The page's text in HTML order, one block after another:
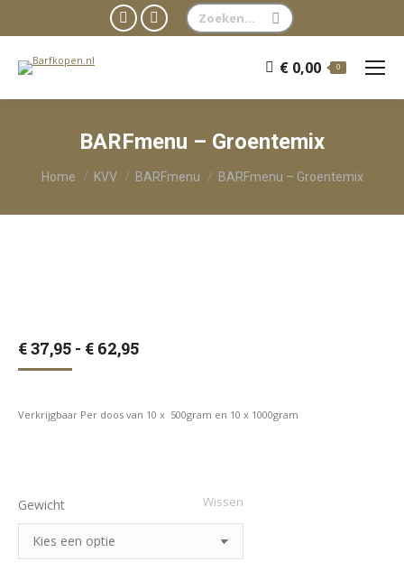
Facebook
in
window
WhatsApp
in
window
Zoeken:
€ 0,00 0
BARFmenu – Groentemix
Je bent hier:
Home KVV BARFmenu BARFmenu – Groentemix
€37,95 - € 62,95Prijsklasse:
Verkrijgbaar Per doos van 10 x 500gram en 10 x 1000gram
Gewicht Wissen